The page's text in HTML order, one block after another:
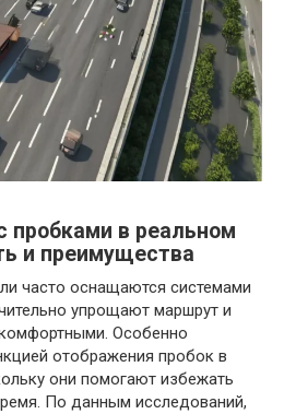
пробками в реальном
и преимущества
часто оснащаются системами
упрощают маршрут и
Особенно
отображения пробок в
они помогают избежать
По данным исследований,